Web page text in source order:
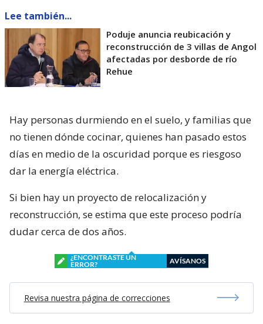
Lee también...
Poduje anuncia reubicación y
reconstrucción de 3 villas de Angol
afectadas por desborde de río
Rehue
Hay personas durmiendo en el suelo, y familias que
no tienen dónde cocinar, quienes han pasado estos
días en medio de la oscuridad porque es riesgoso
dar la energía eléctrica.
Si bien hay un proyecto de relocalización y
reconstrucción, se estima que este proceso podría
dudar cerca de dos años.
¿ENCONTRASTE UN
ERROR?
AVÍSANOS
Revisa nuestra página de correcciones